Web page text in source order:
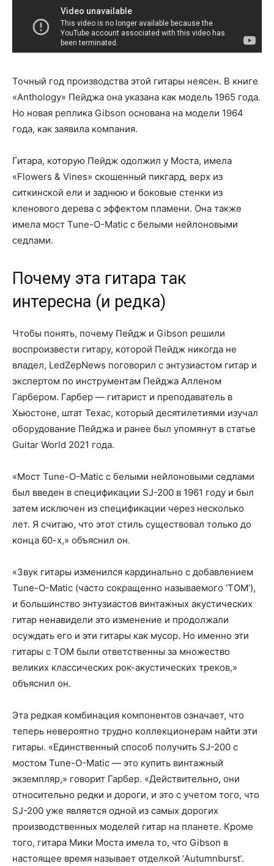
Точный год производства этой гитары неясен. В книге
«Anthology» Пейджа она указана как модель 1965 года.
Но новая реплика Gibson основана на модели 1964
года, как заявила компания.
Гитара, которую Пейдж одолжил у Моста, имела
«Flowers & Vines» скошенный пикгард, верх из
ситкинской ели и заднюю и боковые стенки из
кленового дерева с эффектом пламени. Она также
имела мост Tune-O-Matic с белыми нейлоновыми
седлами.
Почему эта гитара так
интересна (и редка)
Чтобы понять, почему Пейдж и Gibson решили
воспроизвести гитару, которой Пейдж никогда не
владел, LedZepNews поговорил с энтузиастом гитар и
экспертом по инструментам Пейджа Алленом
Гарбером. Гарбер — гитарист и преподаватель в
Хьюстоне, штат Техас, который десятилетиями изучал
оборудование Пейджа и ранее был упомянут в статье
Guitar World 2021 года.
«Мост Tune-O-Matic с белыми нейлоновыми седлами
был введен в спецификации SJ-200 в 1961 году и был
затем исключен из спецификации через несколько
лет. Я считаю, что этот стиль существовал только до
конца 60-х,» объяснил он.
«Звук гитары изменился кардинально с добавлением
Tune-O-Matic (часто сокращенно называемого ‘TOM’),
и большинство энтузиастов винтажных акустических
гитар ненавидели это изменение и продолжали
осуждать его и эти гитары как мусор. Но именно эти
гитары с TOM были ответственны за множество
великих классических рок-акустических треков,»
объяснил он.
Эта редкая комбинация компонентов означает, что
теперь невероятно трудно коллекционерам найти эти
гитары. «Единственный способ получить SJ-200 с
мостом Tune-O-Matic — это купить винтажный
экземпляр,» говорит Гарбер. «Действительно, они
относительно редки и дороги, и это с учетом того, что
SJ-200 уже является одной из самых дорогих
производственных моделей гитар на планете. Кроме
того, гитара Мики Моста имела то, что Gibson в
настоящее время называет отделкой ‘Autumnburst’.